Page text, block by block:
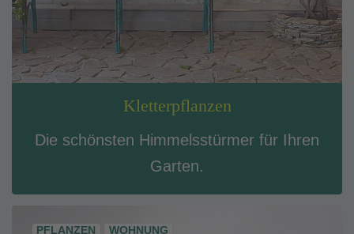
Kletterpflanzen
Die schönsten Himmelsstürmer für Ihren
Garten.
PFLANZEN WOHNUNG